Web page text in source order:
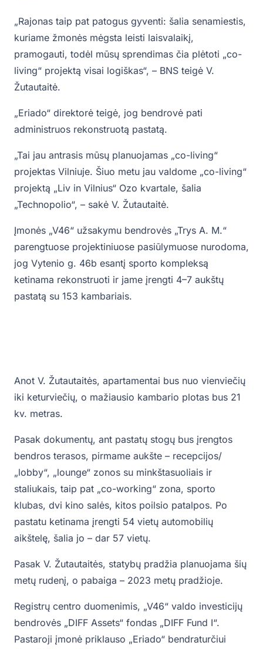
„Rajonas taip pat patogus gyventi: šalia senamiestis,
kuriame žmonės mėgsta leisti laisvalaikį,
pramogauti, todėl mūsų sprendimas čia plėtoti „co-
living“ projektą visai logiškas“, – BNS teigė V.
Žutautaitė.
„Eriado“ direktorė teigė, jog bendrovė pati
administruos rekonstruotą pastatą.
„Tai jau antrasis mūsų planuojamas „co-living“
projektas Vilniuje. Šiuo metu jau valdome „co-living“
projektą „Liv in Vilnius“ Ozo kvartale, šalia
„Technopolio“, – sakė V. Žutautaitė.
Įmonės „V46“ užsakymu bendrovės „Trys A. M.“
parengtuose projektiniuose pasiūlymuose nurodoma,
jog Vytenio g. 46b esantį sporto kompleksą
ketinama rekonstruoti ir jame įrengti 4–7 aukštų
pastatą su 153 kambariais.
Anot V. Žutautaitės, apartamentai bus nuo vienviečių
iki keturviečių, o mažiausio kambario plotas bus 21
kv. metras.
Pasak dokumentų, ant pastatų stogų bus įrengtos
bendros terasos, pirmame aukšte – recepcijos/
„lobby“, „lounge“ zonos su minkštasuoliais ir
staliukais, taip pat „co-working“ zona, sporto
klubas, dvi kino salės, kitos poilsio patalpos. Po
pastatu ketinama įrengti 54 vietų automobilių
aikštelę, šalia jo – dar 57 vietų.
Pasak V. Žutautaitės, statybų pradžia planuojama šių
metų rudenį, o pabaiga – 2023 metų pradžioje.
Registrų centro duomenimis, „V46“ valdo investicijų
bendrovės „DIFF Assets“ fondas „DIFF Fund I“.
Pastaroji įmonė priklauso „Eriado“ bendraturčiui